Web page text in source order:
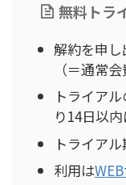
無料トラ
解約を申
（＝通常
トライア
り14日以
トライア
利用は